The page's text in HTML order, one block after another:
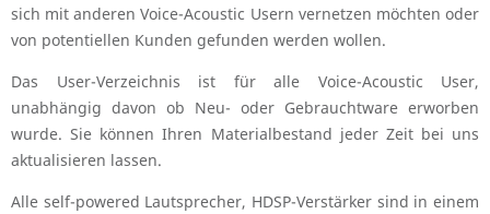
sich mit anderen Voice-Acoustic Usern vernetzen möchten oder
von potentiellen Kunden gefunden werden wollen.
Das User-Verzeichnis ist für alle Voice-Acoustic User,
unabhängig davon ob Neu- oder Gebrauchtware erworben
wurde. Sie können Ihren Materialbestand jeder Zeit bei uns
aktualisieren lassen.
Alle self-powered Lautsprecher, HDSP-Verstärker sind in einem